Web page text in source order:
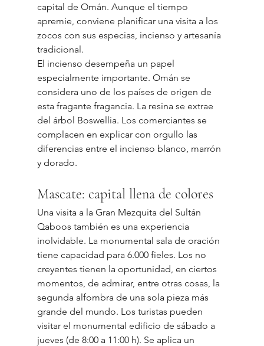
capital de Omán. Aunque el tiempo
apremie, conviene planificar una visita a los
zocos con sus especias, incienso y artesanía
tradicional.
El incienso desempeña un papel
especialmente importante. Omán se
considera uno de los países de origen de
esta fragante fragancia. La resina se extrae
del árbol Boswellia. Los comerciantes se
complacen en explicar con orgullo las
diferencias entre el incienso blanco, marrón
y dorado.
Mascate: capital llena de colores
Una visita a la Gran Mezquita del Sultán
Qaboos también es una experiencia
inolvidable. La monumental sala de oración
tiene capacidad para 6.000 fieles. Los no
creyentes tienen la oportunidad, en ciertos
momentos, de admirar, entre otras cosas, la
segunda alfombra de una sola pieza más
grande del mundo. Los turistas pueden
visitar el monumental edificio de sábado a
jueves (de 8:00 a 11:00 h). Se aplica un